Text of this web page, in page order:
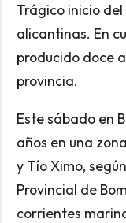
Trágico inicio
alicantinas. En
producido doce
provincia.
Este sábado en
años en una
y Tío Ximo,
Provincial de
corrientes